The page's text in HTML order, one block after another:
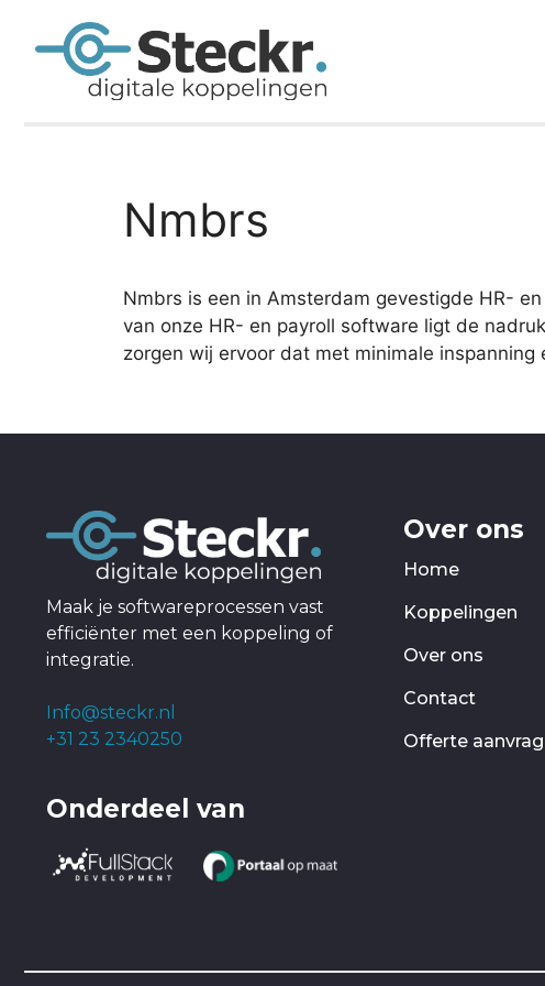
Nmbrs
Nmbrs is een in Amsterdam gevestigde HR-
van onze HR- en payroll software ligt de
zorgen wij ervoor dat met minimale
Maak je softwareprocessen vast
efficiënter met een koppeling of
integratie.
Info@steckr.nl
+31 23 2340250
Onderdeel van
Over ons
Home
Koppelingen
Over ons
Contact
Offerte